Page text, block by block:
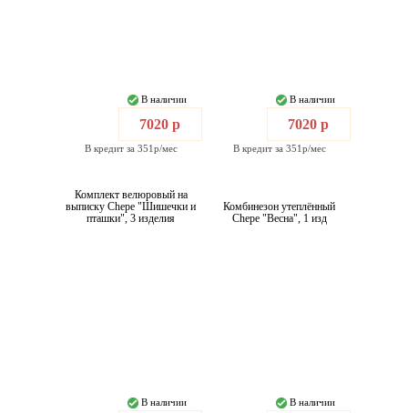
В наличии
7020 р
В кредит за 351р/мес
В наличии
7020 р
В кредит за 351р/мес
Комплект велюровый на
выписку Chepe "Шишечки и
пташки", 3 изделия
В наличии
Комбинезон утеплённый
Chepe "Весна", 1 изд
В наличии